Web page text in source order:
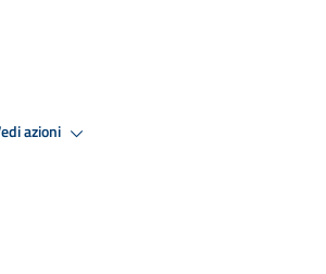
azioni